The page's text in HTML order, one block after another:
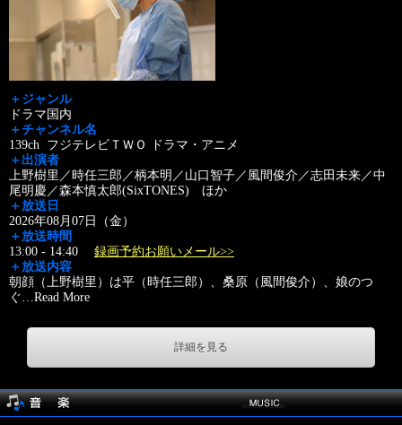
＋ジャンル
ドラマ国内
＋チャンネル名
139ch フジテレビＴＷＯ ドラマ・アニメ
＋出演者
上野樹里／時任三郎／柄本明／山口智子／風間俊介／志田未来／中
尾明慶／森本慎太郎(SixTONES) ほか
＋放送日
2026年08月07日（金）
＋放送時間
13:00 - 14:40 録画予約お願いメール>>
＋放送内容
朝顔（上野樹里）は平（時任三郎）、桑原（風間俊介）、娘のつ
ぐ…Read More
詳細を見る